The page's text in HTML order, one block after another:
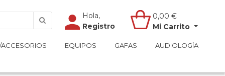
Hola,
Registro
0,00 €
Mi Carrito
EQUIPOS GAFAS AUDIOLOGÍA
Hola,
Registro
0,00 €
Mi Carrito
EQUIPOS GAFAS AUDIOLOGÍA